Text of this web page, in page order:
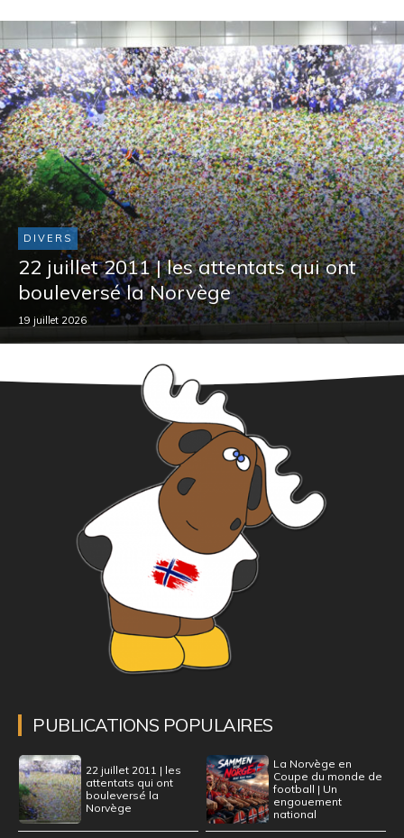
DIVERS
22 juillet 2011 | les attentats qui ont
bouleversé la Norvège
19 juillet 2026
PUBLICATIONS POPULAIRES
22 juillet 2011 | les
attentats qui ont
bouleversé la
Norvège
La Norvège en
Coupe du monde de
football | Un
engouement
national